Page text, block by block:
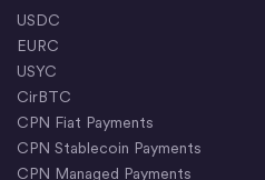
USDC
EURC
USYC
CirBTC
CPN Fiat Payments
CPN Stablecoin Payments
CPN Managed Payments